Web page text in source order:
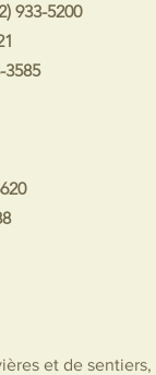
933-5200
3585
et de